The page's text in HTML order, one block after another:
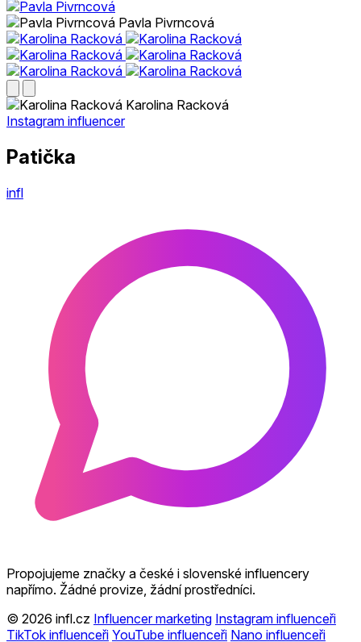
Pavla Pivrncová
Karolina Racková
Instagram influencer
Patička
infl
Propojujeme značky a české i slovenské influencery
napřímo. Žádné provize, žádní prostředníci.
© 2026 infl.cz Influencer marketing Instagram influenceři
TikTok influenceři YouTube influenceři Nano influenceři